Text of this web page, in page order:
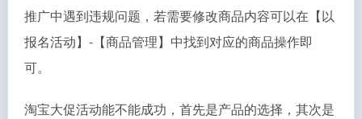
推广中遇到违规问题，若需要修改商品内容可以在【以
报名活动】-【商品管理】中找到对应的商品操作即
可。
淘宝大促活动能不能成功，首先是产品的选择，其次是